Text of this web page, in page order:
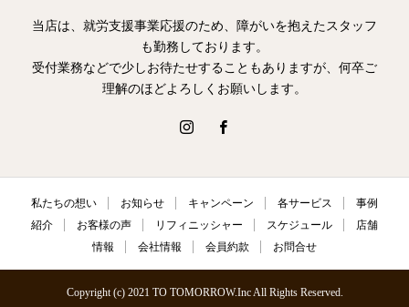
当店は、就労支援事業応援のため、障がいを抱えたスタッフ
も勤務しております。
受付業務などで少しお待たせすることもありますが、何卒ご
理解のほどよろしくお願いします。
私たちの想い お知らせ キャンペーン 各サービス
事例
紹介
お客様の声 リフィニッシャー スケジュール
店舗
情報
会社情報 会員約款 お問合せ
Copyright (c) 2021 TO TOMORROW.Inc All Rights Reserved.